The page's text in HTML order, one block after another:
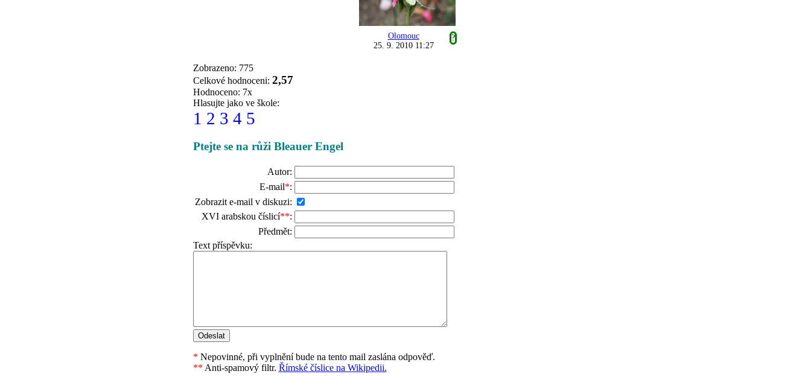
Olomouc
?
25. 9. 2010 11:27
Zobrazeno: 775
Celkové hodnoceni: 2,57
Hodnoceno: 7x
Hlasujte jako ve škole:
1 2 3 4 5
Ptejte se na růži Bleauer Engel
Autor:
E-mail*:
Zobrazit e-mail v diskuzi:
XVI arabskou číslicí**:
Předmět:
Text příspěvku:
* Nepovinné, při vyplnění bude na tento mail zaslána odpověď.
** Anti-spamový filtr. Římské číslice na Wikipedii.